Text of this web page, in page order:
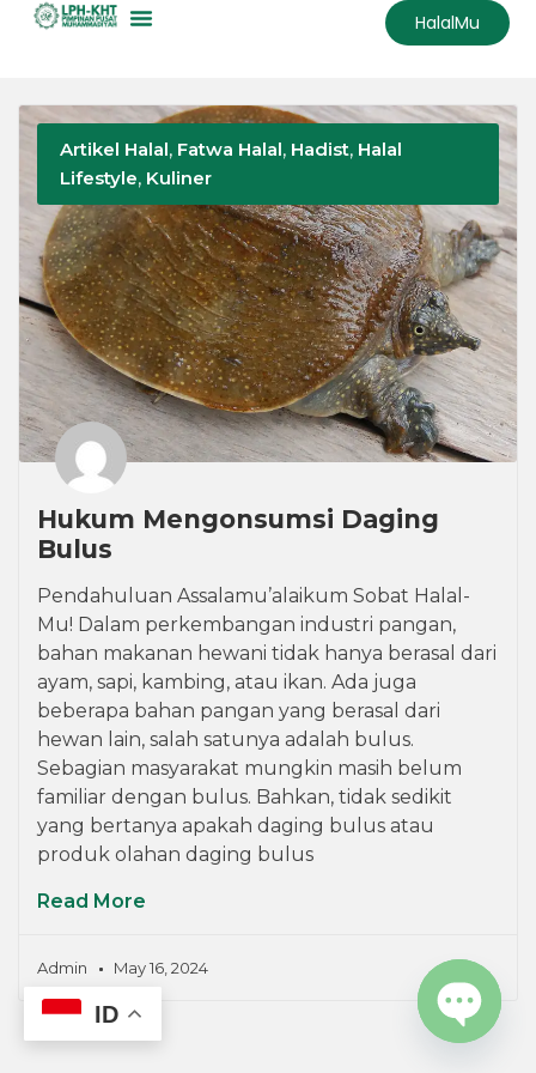
HalalMu
Artikel Halal, Fatwa Halal, Hadist, Halal
Lifestyle, Kuliner
Hukum Mengonsumsi Daging
Bulus
Pendahuluan Assalamu’alaikum Sobat Halal-
Mu! Dalam perkembangan industri pangan,
bahan makanan hewani tidak hanya berasal dari
ayam, sapi, kambing, atau ikan. Ada juga
beberapa bahan pangan yang berasal dari
hewan lain, salah satunya adalah bulus.
Sebagian masyarakat mungkin masih belum
familiar dengan bulus. Bahkan, tidak sedikit
yang bertanya apakah daging bulus atau
produk olahan daging bulus
Read More
Admin May 16, 2024
ID